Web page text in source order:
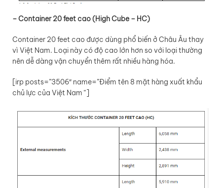
– Container 20 feet cao (High Cube – HC)
Container 20 feet cao được dùng phổ biến ở Châu Âu thay
vì Việt Nam. Loại này có độ cao lớn hơn so với loại thường
nên dễ dàng vận chuyển thêm rất nhiều hàng hóa.
[irp posts=”3506″ name=”Điểm tên 8 mặt hàng xuất khẩu
chủ lực của Việt Nam “]